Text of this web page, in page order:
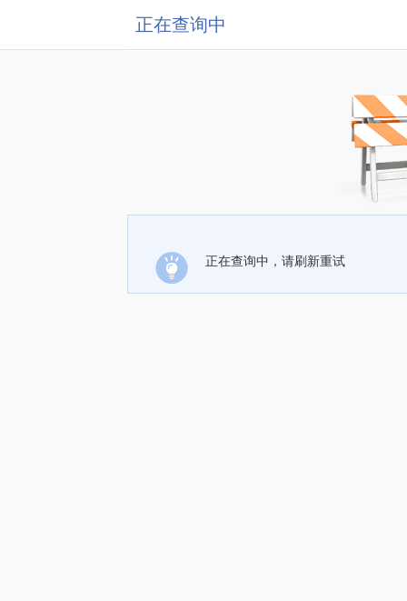
正在查询中
正在查询中，请刷新重试